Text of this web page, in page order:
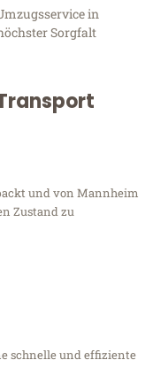
in
Sorgfalt
und von Mannheim
Zustand zu
schnelle und effiziente